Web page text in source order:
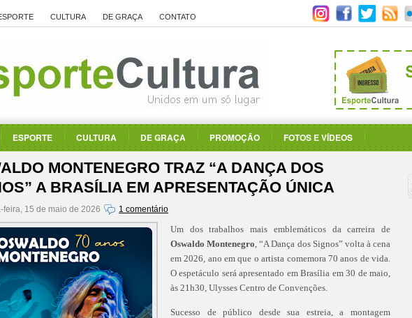
CULTURA DE GRAÇA CONTATO
ESPORTE CULTURA DE GRAÇA PROMOÇÃO FOTOS E VÍDEOS
MONTENEGRO TRAZ “A DANÇA DOS
A BRASÍLIA EM APRESENTAÇÃO ÚNICA
feira, 15 de maio de 2026 1 comentário
Um dos trabalhos mais emblemáticos da carreira de
Oswaldo Montenegro, “A Dança dos Signos” volta à cena
em 2026, ano em que o artista comemora 70 anos de vida.
O espetáculo será apresentado em Brasília em 30 de maio,
às 21h30, Ulysses Centro de Convenções.
Sucesso de público desde sua estreia, a montagem